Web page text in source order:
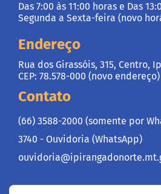
Das 7:00 às 11:00 horas e Das
Segunda a Sexta-feira (novo
Endereço
Rua dos Girassóis, 315, Centro,
CEP: 78.578-000 (novo endereço)
Contato
(66) 3588-2000 (somente por
3740 - Ouvidoria (WhatsApp)